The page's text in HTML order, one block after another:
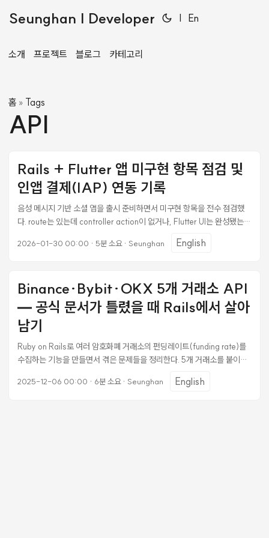
Seunghan | Developer | En
소개 프로젝트 블로그 카테고리
홈 » Tags
API
Rails + Flutter 앱 미구현 항목 점검 및
인앱 결제(IAP) 연동 기록
음성 메시지 기반 소셜 앱을 출시 준비하면서 미구현 항목을 전수 점검했
다. route는 있는데 controller action이 없거나, Flutter UI는 완성됐는데
구현한 기록. 미구현 항목 점검 방법 백엔드 점검 가장 빠른 방법은
으면 런타임에 ActionController::MethodNotImplemented 에러가 난
다. 미리 찾아내는 게 낫다. 프론트엔드 점검 Flutter는 // TODO,
SnackBar(content: Text('기능 준비 중')) 패턴을 검색하면 빠르다. ...
2026-01-30 00:00 · 5분 소요· Seunghan English
Binance·Bybit·OKX 5개 거래소 API
— 공식 문서가 틀렸을 때 Rails에서 살아
남기
Ruby on Rails로 여러 암호화폐 거래소의 펀딩레이트(funding rate)를
수집하는 기능을 만들면서 겪은 문제들을 정리한다. 5개 거래소를 붙이면
경우도 있었다. 거래소 API의 공통 기반 클라이언트 만들기 여러 거래소를
2025-12-06 00:00 · 6분 소요· Seunghan English